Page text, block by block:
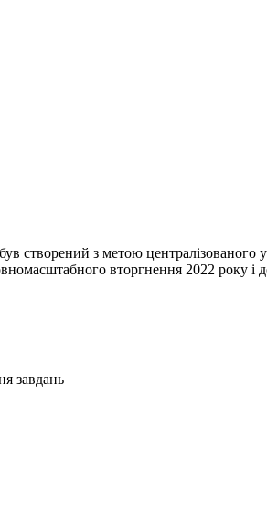
створений з метою централізованого
вторгнення 2022 року і
завдань